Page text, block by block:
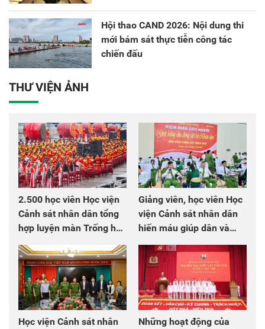
Hội thao CAND 2026: Nội dung thi
mới bám sát thực tiễn công tác
chiến đấu
THƯ VIỆN ẢNH
2.500 học viên Học viện
Cảnh sát nhân dân tổng
hợp luyện màn Trống hội
chào mừng Đại hội Đảng
Giảng viên, học viên Học
viện Cảnh sát nhân dân
hiến máu giúp dân và
đồng đội
Học viện Cảnh sát nhân
Những hoạt động của